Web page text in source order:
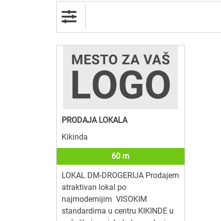
PRODAJA LOKALA
Kikinda
60 m
LOKAL DM-DROGERIJA Prodajem
atraktivan lokal po
najmodernijim VISOKIM
standardima u centru KIKINDE u